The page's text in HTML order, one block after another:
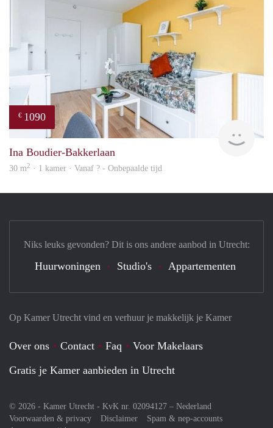
€ 1090
Ina Boudier-Bakkerlaan
30 m2 · 1 kamer · Vanaf ? - Onbepaalde tijd
Op Kamer Utrecht vind en verhuur je makkelijk je Kamer
Over ons Contact Faq
Voor Makelaars
Gratis je Kamer aanbieden in Utrecht
© 2026 - Kamer Utrecht - KvK nr. 02094127 – Nederland
Voorwaarden & privacy
Disclaimer
Spam & nep-accounts
Niks leuks gevonden? Dit is ons andere aanbod in Utrecht:
Huurwoningen Studio's Appartementen